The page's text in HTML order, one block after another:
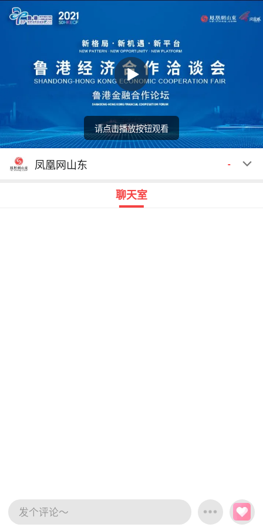
请点击播放按钮观看
回顾 00:00
凤凰网山东 -
聊天室
发个评论～